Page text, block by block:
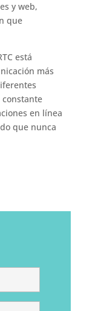
y web,
que
está
más
constante
en línea
que nunca